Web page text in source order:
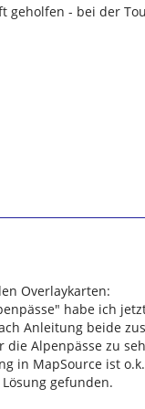
geholfen - bei der
Overlaykarten:
habe ich
Anleitung beide
die Alpenpässe zu
in MapSource ist
gefunden.